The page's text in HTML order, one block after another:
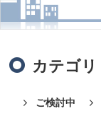
カテゴリ
ご検討中